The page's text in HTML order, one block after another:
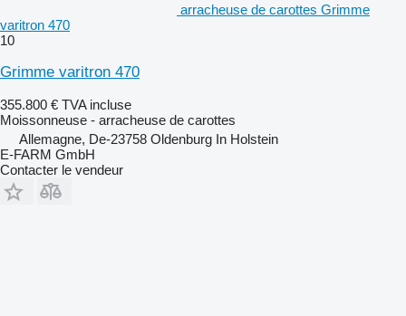
arracheuse de carottes Grimme
varitron 470
10
Grimme varitron 470
355.800 € TVA incluse
Moissonneuse - arracheuse de carottes
Allemagne, De-23758 Oldenburg In Holstein
E-FARM GmbH
Contacter le vendeur